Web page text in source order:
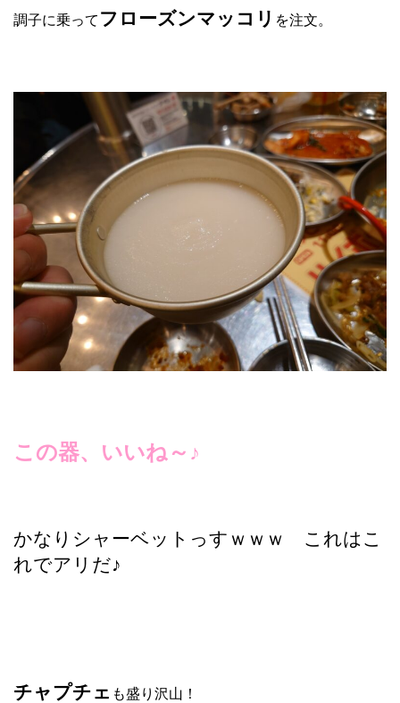
調子に乗って フローズンマッコリ を注文。
この器、いいね～♪
かなりシャーベットっすｗｗｗ これはこ
れでアリだ♪
チャプチェ も盛り沢山！